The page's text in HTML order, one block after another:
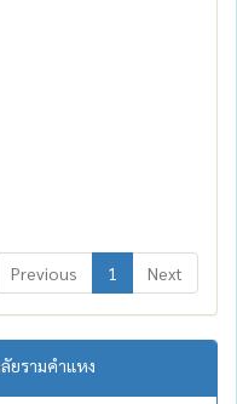
Previous 1 Next
ยรามคำแหง